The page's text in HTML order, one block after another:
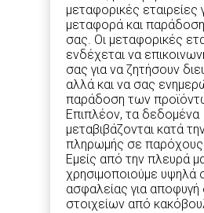
μεταφορικές εταιρείες
μεταφορά και
σας. Οι μεταφορικές
ενδέχεται να
σας για να ζητήσουν
αλλά και να σας
παράδοση των
Επιπλέον, τα δεδομένα
μεταβιβάζονται κατά
πληρωμής σε
Εμείς από την πλευρά
χρησιμοποιούμε υψηλά
ασφαλείας για
στοιχείων από